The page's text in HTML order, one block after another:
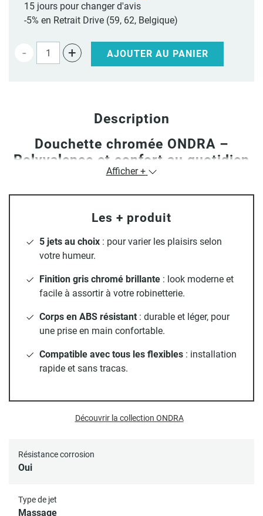
15 jours pour changer d'avis
-5% en Retrait Drive (59, 62, Belgique)
- + AJOUTER AU PANIER
Description
Douchette chromée ONDRA –
Polyvalence et confort au quotidien
se distingue par son
soignéet sa polyvalence. Fabriquéeen ABS chromé, elle
les préférences : pluie, massage, massage intense et deux
modes combinés. Équipée d’un régulateur de débit à 8
L/min, elle permet de maîtriser la consommation d’eau
flexibles standards, elle s’installe facilement. Les picots en
silicone anticalcaire facilitent l’entretien et prolongent sa
Afficher +
Résistance corrosion
Oui
Type de jet
Massage
Les + produit
5 jets au choix : pour varier les plaisirs selon
votre humeur.
Finition gris chromé brillante : look moderne et
facile à assortir à votre robinetterie.
Corps en ABS résistant : durable et léger, pour
une prise en main confortable.
Compatible avec tous les flexibles : installation
rapide et sans tracas.
Découvrir la collection ONDRA